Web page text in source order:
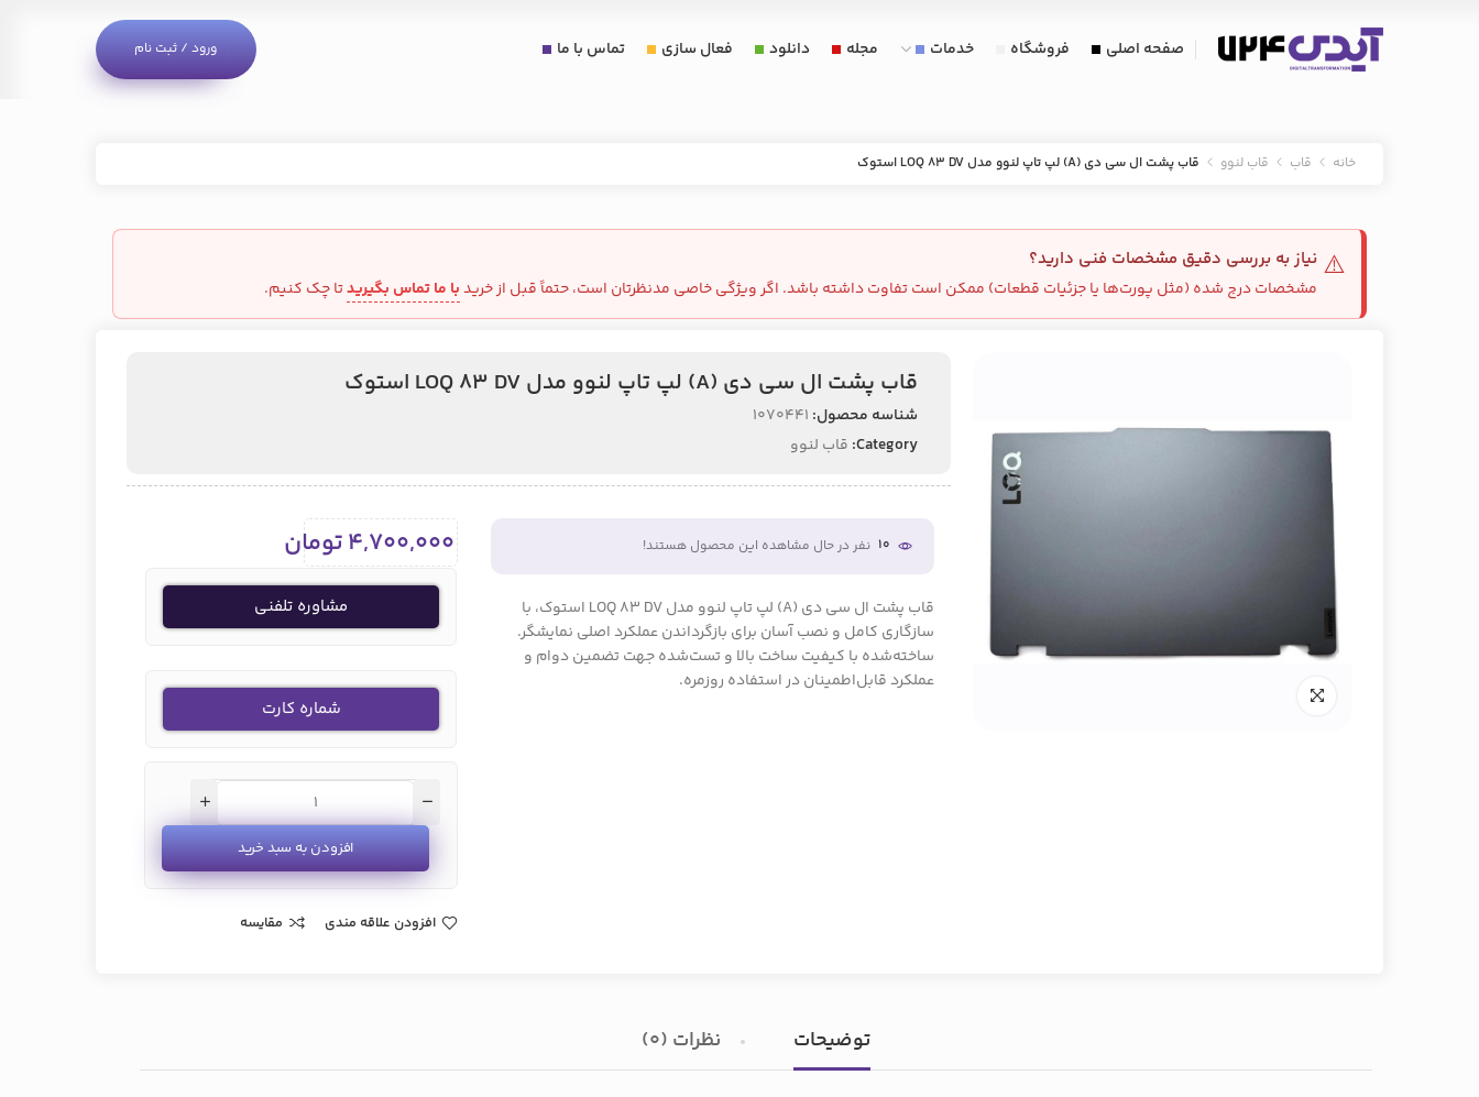
صفحه اصلی فروشگاه خدمات مجله دانلود فعال سازی تماس با ما ورود / ثبت نام
خانه قاب قاب لنوو قاب پشت ال سی دی (A) لپ تاپ لنوو مدل LOQ 83 DV استوک
⚠️ نیاز به بررسی دقیق مشخصات فنی دارید؟
مشخصات درج شده (مثل پورت‌ها یا جزئیات قطعات) ممکن است تفاوت داشته باشد. اگر ویژگی خاصی مدنظرتان است، حتماً قبل از خریدبا ما تماس بگیریدتا چک کنیم.
قاب پشت ال سی دی (A) لپ تاپ لنوو مدل LOQ 83 DV استوک
شناسه محصول: 1070441
Category: قاب لنوو
10 نفر در حال مشاهده این محصول هستند!
قاب پشت ال سی دی (A) لپ تاپ لنوو مدل LOQ 83 DV استوک، با
سازگاری کامل و نصب آسان برای بازگرداندن عملکرد اصلی نمایشگر.
ساخته‌شده با کیفیت ساخت بالا و تست‌شده جهت تضمین دوام و
عملکرد قابل‌اطمینان در استفاده روزمره.
4,700,000تومان
مشاوره تلفنی
شماره کارت
افزودن به سبد خرید
افزودن علاقه مندی مقایسه
توضیحات نظرات (0)